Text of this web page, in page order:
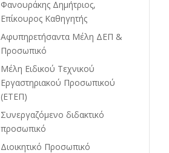
Φανουράκης Δημήτριος,
Επίκουρος Καθηγητής
Αφυπηρετήσαντα Μέλη ΔΕΠ &
Προσωπικό
Μέλη Ειδικού Τεχνικού
Εργαστηριακού Προσωπικού
(ΕΤΕΠ)
Συνεργαζόμενο διδακτικό
προσωπικό
Διοικητικό Προσωπικό